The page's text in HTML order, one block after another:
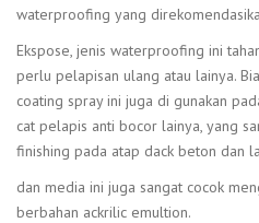
waterproofing yang
Ekspose, jenis waterproofing ini
perlu pelapisan ulang atau lainya.
coating spray ini juga di gunakan
cat pelapis anti bocor lainya, yang
finishing pada atap dack beton dan
dan media ini juga sangat cocok
berbahan ackrilic emultion.